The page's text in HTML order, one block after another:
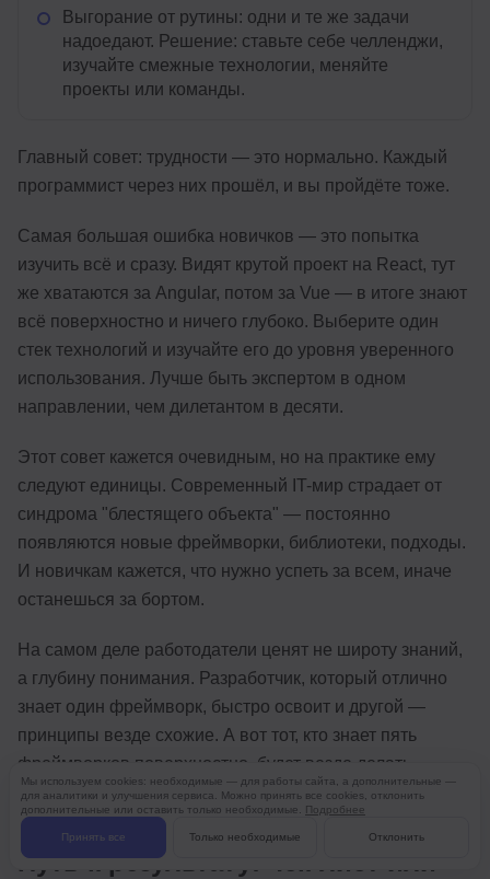
Выгорание от рутины: одни и те же задачи
надоедают. Решение: ставьте себе челленджи,
изучайте смежные технологии, меняйте
проекты или команды.
Главный совет: трудности — это нормально. Каждый
программист через них прошёл, и вы пройдёте тоже.
Самая большая ошибка новичков — это попытка
изучить всё и сразу. Видят крутой проект на React, тут
же хватаются за Angular, потом за Vue — в итоге знают
всё поверхностно и ничего глубоко. Выберите один
стек технологий и изучайте его до уровня уверенного
использования. Лучше быть экспертом в одном
направлении, чем дилетантом в десяти.
Этот совет кажется очевидным, но на практике ему
следуют единицы. Современный IT-мир страдает от
синдрома "блестящего объекта" — постоянно
появляются новые фреймворки, библиотеки, подходы.
И новичкам кажется, что нужно успеть за всем, иначе
останешься за бортом.
На самом деле работодатели ценят не широту знаний,
а глубину понимания. Разработчик, который отлично
знает один фреймворк, быстро освоит и другой —
принципы везде схожие. А вот тот, кто знает пять
фреймворков поверхностно, будет везде делать
ошибки и писать неэффективный код.
Путь к результату: чек-лист или
Мы используем cookies: необходимые — для работы сайта, а дополнительные —
для аналитики и улучшения сервиса. Можно принять все cookies, отклонить
дополнительные или оставить только необходимые. Подробнее
Принять все Только необходимые Отклонить